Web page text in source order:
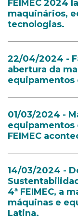
FEIMEC 2024
maquinários,
tecnologias.
22/04/2024 -
abertura da
equipamentos
01/03/2024 -
equipamentos
FEIMEC
14/03/2024 -
4ª FEIMEC, a
máquinas e
Latina.